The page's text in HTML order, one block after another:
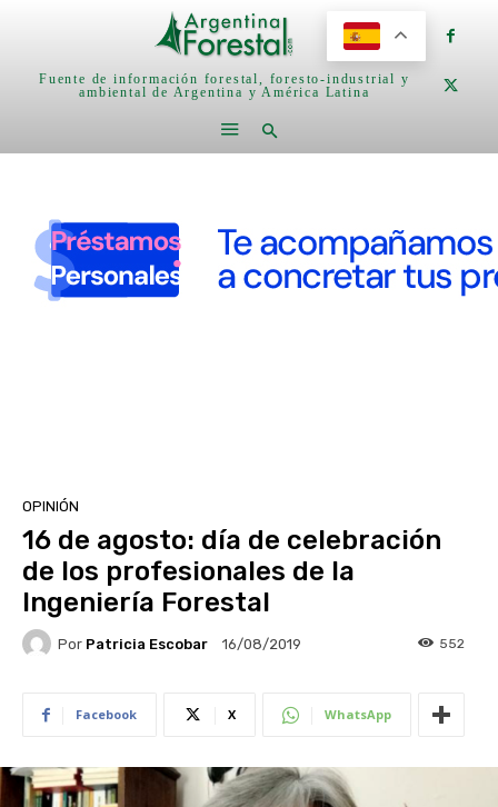
Fuente de información forestal, foresto-industrial y
ambiental de Argentina y América Latina
OPINIÓN
16 de agosto: día de celebración
de los profesionales de la
Ingeniería Forestal
Por Patricia Escobar 16/08/2019 552
Facebook X WhatsApp